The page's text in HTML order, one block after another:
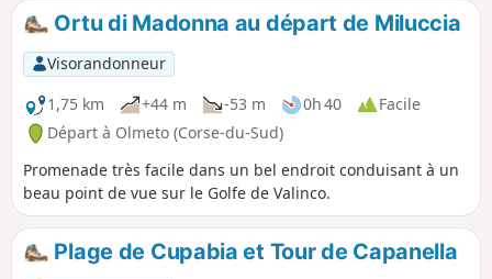
Ortu di Madonna au départ de Miluccia
Visorandonneur
1,75 km
+44 m -53 m 0h 40
Facile
Départ à Olmeto (Corse-du-Sud)
Promenade très facile dans un bel endroit conduisant à un
beau point de vue sur le Golfe de Valinco.
Plage de Cupabia et Tour de Capanella